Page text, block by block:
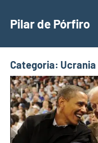
para
conteúdo
Pilar de Pórfiro
Categoria: Ucrania